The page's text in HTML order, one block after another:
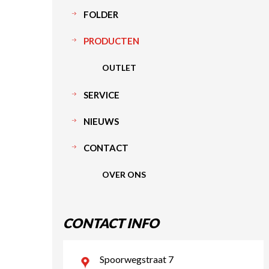
FOLDER
PRODUCTEN
OUTLET
SERVICE
NIEUWS
CONTACT
OVER ONS
CONTACT INFO
Spoorwegstraat 7